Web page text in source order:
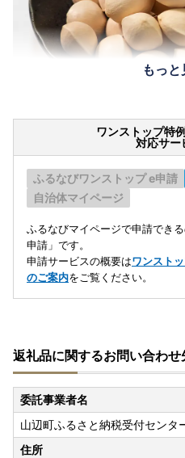
もっと
ワンストップ特
対応サー
ふるなびワンストップ e申請
自治体マイページ
ふるなびマイページで申請でき
申請」です。
申請サービスの概要はワンスト
のご案内をご覧ください。
返礼品に関するお問い合わせ
委託事業者名
山辺町ふるさと納税受付センタ
住所